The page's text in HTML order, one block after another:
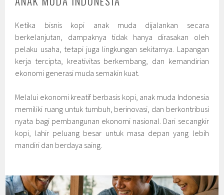
Ketika bisnis kopi anak muda dijalankan secara
berkelanjutan, dampaknya tidak hanya dirasakan oleh
pelaku usaha, tetapi juga lingkungan sekitarnya. Lapangan
kerja tercipta, kreativitas berkembang, dan kemandirian
ekonomi generasi muda semakin kuat.
Melalui ekonomi kreatif berbasis kopi, anak muda Indonesia
memiliki ruang untuk tumbuh, berinovasi, dan berkontribusi
nyata bagi pembangunan ekonomi nasional. Dari secangkir
kopi, lahir peluang besar untuk masa depan yang lebih
mandiri dan berdaya saing.